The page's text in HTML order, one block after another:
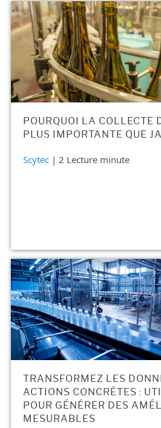
POURQUOI LA COLLECTE
PLUS IMPORTANTE QUE
Scytec | 2 Lecture minute
TRANSFORMEZ LES
ACTIONS CONCRÈTES :
POUR GÉNÉRER DES
MESURABLES